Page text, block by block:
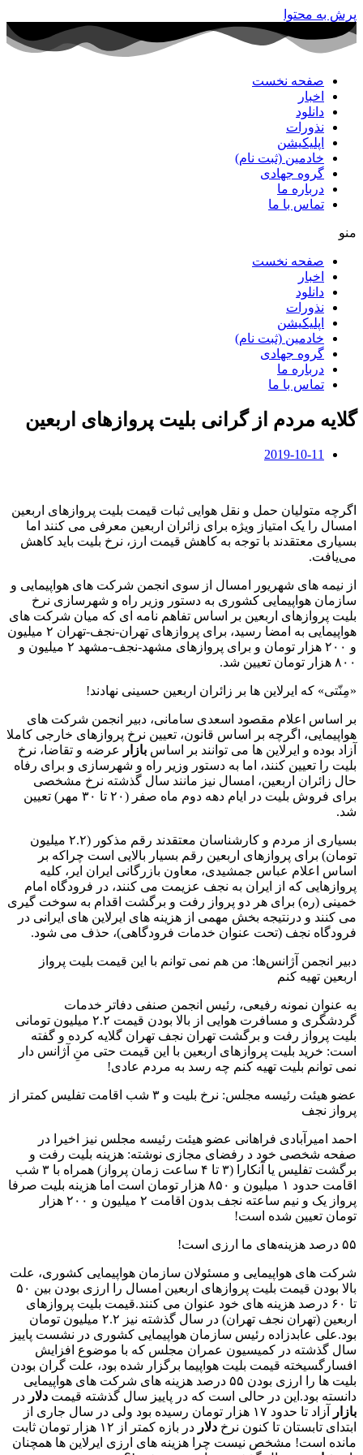
پرش به محتوا
صفحه نخست
اخبار
دانلود
نذورات
اپلیکیشن
خادمین (ثبت نام)
گروه جهادی
درباره ما
تماس با ما
منو
صفحه نخست
اخبار
دانلود
نذورات
اپلیکیشن
خادمین (ثبت نام)
گروه جهادی
درباره ما
تماس با ما
گلایه مردم از گرانی بلیت پروازهای اربعین
2019-10-11
اگرچه متولیان حمل و نقل هوایی ثبات قیمت بلیت پروازهای اربعین
امسال را یک امتیاز ویژه برای زائران اربعین معرفی می کنند اما
بسیاری معتقدند با توجه به کاهش قیمت ارز، نرخ بلیت باید کاهش
می‌یافت.
از نیمه های شهریور امسال از سوی انجمن شرکت های هواپیمایی و
سازمان هواپیمایی کشوری به دستور وزیر راه و شهرسازی نرخ
بلیت پروازهای اربعین بر اساس تفاهم نامه ای که میان شرکت های
هواپیمایی به امضا رسید، برای پروازهای تهران-نجف-تهران ۲ میلیون
و ۲۰۰ هزار تومان و برای پروازهای مشهد-نجف-مشهد ۲ میلیون و
۸۰۰ هزار تومان تعیین شد.
«مِنّتی» که ایرلاین ها بر زائران اربعین حسینی نهادند!
بر اساس اعلام مقصود اسعدی سامانی، دبیر انجمن شرکت های
هواپیمایی، اگرچه بر اساس قانون، تعیین نرخ پروازهای خارجی کاملا
آزاد بوده و ایرلاین ها می توانند بر اساس بازار
عرضه و تقاضا، نرخ
بلیت را تعیین کنند، اما به دستور وزیر راه و شهرسازی و برای رفاه
حال زائران اربعین، امسال نیز مانند سال گذشته نرخ مشخصی
برای فروش بلیت در ایام دهه دوم ماه صفر (۲۰ تا ۳۰ مهر) تعیین
شد.
بسیاری از مردم و کارشناسان معتقدند رقم مذکور (۲.۲ میلیون
تومان) برای پروازهای اربعین رقم بسیار بالایی است چراکه بر
اساس اعلام عباس جمشیدی، معاون بازرگانی ایران ایر، کلیه
پروازهایی که از ایران به نجف عزیمت می کنند، در فرودگاه امام
خمینی (ره) برای هر دو پرواز رفت و برگشت اقدام به سوخت گیری
می کنند و درنتیجه بخش مهمی از هزینه های ایرلاین های ایرانی در
فرودگاه نجف (تحت عنوان خدمات فرودگاهی)، حذف می شود.
دبیر انجمن آژانس‌ها: من هم نمی توانم با این قیمت بلیت پرواز
اربعین تهیه کنم
به عنوان نمونه رفیعی، رئیس انجمن صنفی دفاتر خدمات
گردشگری و مسافرت هوایی از بالا بودن قیمت ۲.۲ میلیون تومانی
بلیت پرواز رفت و برگشت تهران نجف تهران گلایه کرده و گفته
است: خرید بلیت پروازهای اربعین با این قیمت حتی منِ آژانس دار
نمی توانم بلیت تهیه کنم چه رسد به مردم عادی!
عضو هیئت رئیسه مجلس: نرخ بلیت و ۳ شب اقامت تفلیس کمتر از
پرواز نجف
احمد امیرآبادی فراهانی عضو هیئت رئیسه مجلس نیز اخیرا در
صفحه شخصی خود د رفضای مجازی نوشته: هزینه بلیت رفت و
برگشت تفلیس یا آنکارا (۳ تا ۴ ساعت زمان پرواز) همراه با ۳ شب
اقامت حدود ۱ میلیون و ۸۵۰ هزار تومان است اما هزینه بلیت صرفا
پرواز یک و نیم ساعته نجف بدون اقامت ۲ میلیون و ۲۰۰ هزار
تومان تعیین شده است!
۵۵ درصد هزینه‌های ما ارزی است!
شرکت های هواپیمایی و مسئولان سازمان هواپیمایی کشوری، علت
بالا بودن قیمت بلیت پروازهای اربعین امسال را ارزی بودن بین ۵۰
تا ۶۰ درصد هزینه های خود عنوان می کنند.قیمت بلیت پروازهای
اربعین (تهران نجف تهران) در سال گذشته نیز ۲.۲ میلیون تومان
بود.علی عابدزاده رئیس سازمان هواپیمایی کشوری در نشست پاییز
سال گذشته در کمیسیون عمران مجلس که با موضوع افزایش
افسارگسیخته قیمت بلیت هواپیما برگزار شده بود، علت گران بودن
بلیت ها را ارزی بودن ۵۵ درصد هزینه های شرکت های هواپیمایی
دانسته بود.این در حالی است که در پاییز سال گذشته قیمت دلار در
بازار
آزاد تا حدود ۱۷ هزار تومان رسیده بود ولی در سال جاری از
ابتدای تابستان تا کنون نرخ دلار
در بازه کمتر از ۱۲ هزار تومان ثابت
مانده است! مشخص نیست چرا هزینه های ارزی ایرلاین ها همچنان